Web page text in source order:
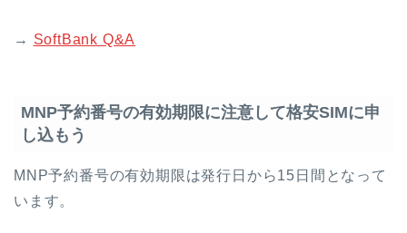
→ SoftBank Q&A
MNP予約番号の有効期限に注意して格安SIMに申
し込もう
MNP予約番号の有効期限は発行日から15日間となって
います。